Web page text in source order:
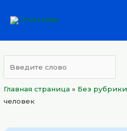
Главная страница » Без рубрики
человек